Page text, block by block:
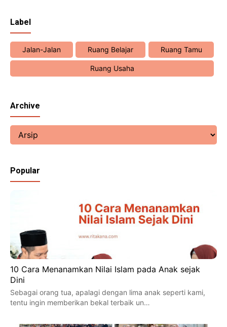
Label
Jalan-Jalan Ruang Belajar Ruang Tamu
Ruang Usaha
Archive
Popular
10 Cara Menanamkan Nilai Islam pada Anak sejak
Dini
Sebagai orang tua, apalagi dengan lima anak seperti kami,
tentu ingin memberikan bekal terbaik un…